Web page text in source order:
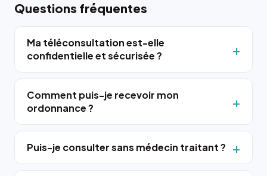
Questions fréquentes
Ma téléconsultation est-elle
confidentielle et sécurisée ?
Comment puis-je recevoir mon
ordonnance ?
Puis-je consulter sans médecin traitant ?